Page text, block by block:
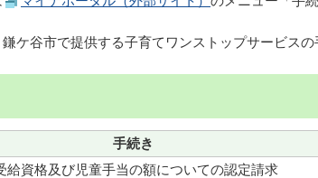
ケ谷市で提供する子育てワンストップサービスの
手続き
給資格及び児童手当の額についての認定請求